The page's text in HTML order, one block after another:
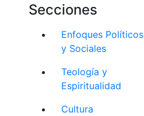
Secciones
Enfoques Políticos
y Sociales
Teología y
Espiritualidad
Cultura